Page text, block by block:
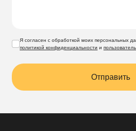
Я согласен с обработкой моих персональных
политикой конфиденциальности и
Отправить